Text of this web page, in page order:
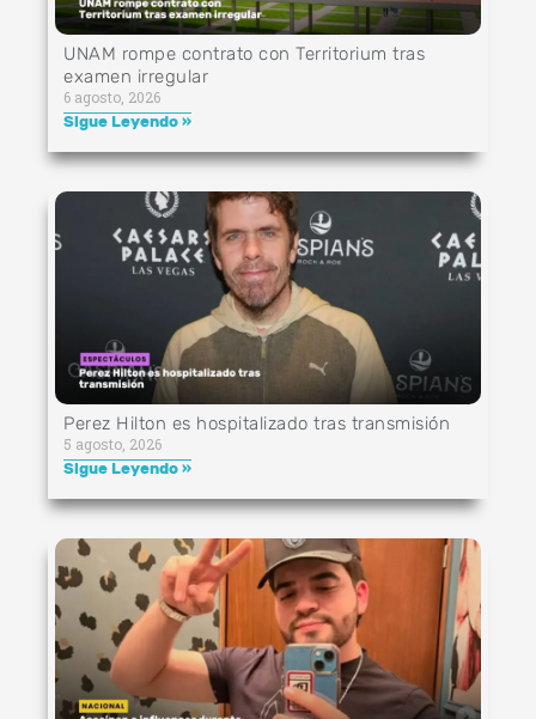
UNAM rompe contrato con Territorium tras
examen irregular
6 agosto, 2026
Sigue Leyendo »
Perez Hilton es hospitalizado tras transmisión
5 agosto, 2026
Sigue Leyendo »